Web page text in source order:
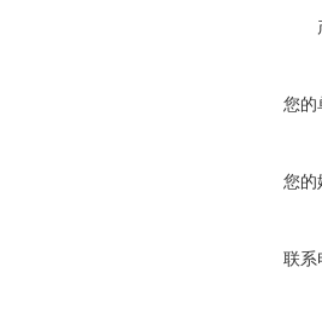
您的
您的
联系